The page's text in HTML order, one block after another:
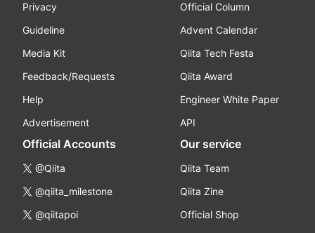
Privacy
Guideline
Media Kit
Feedback/Requests
Help
Advertisement
Official Column
Advent Calendar
Qiita Tech Festa
Qiita Award
Engineer White Paper
API
Official Accounts
@Qiita
@qiita_milestone
@qiitapoi
Our service
Qiita Team
Qiita Zine
Official Shop